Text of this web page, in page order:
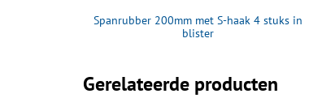
Spanrubber 200mm met S-haak 4 stuks in
blister
Gerelateerde producten